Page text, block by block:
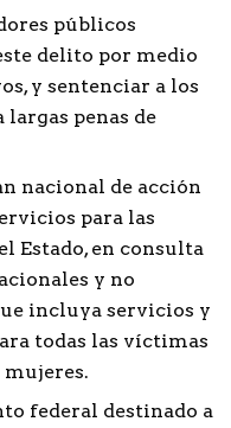
públicos
delito por medio
y sentenciar a los
penas de
nacional de acción
para las
Estado, en consulta
y no
incluya servicios y
todas las víctimas
mujeres.
federal destinado a